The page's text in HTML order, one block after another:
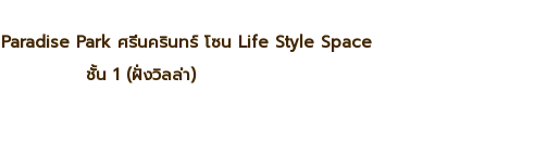
Park ศรีนครินทร์ โซน Life Style Space
ชั้น 1 (ฝั่งวิลล่า)